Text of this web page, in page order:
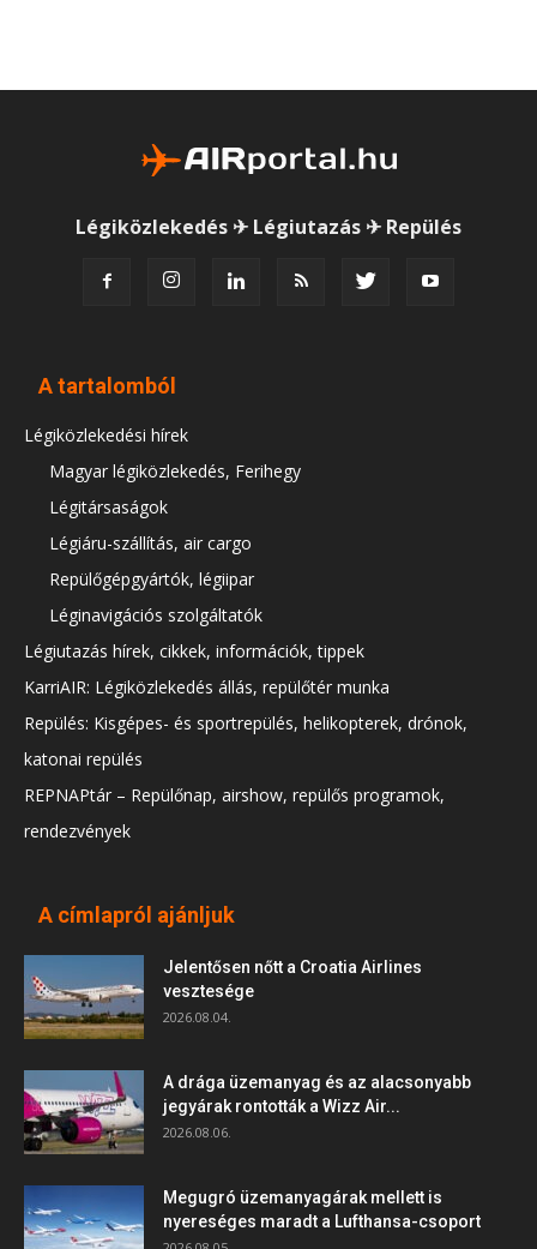
Légiközlekedés ✈ Légiutazás ✈ Repülés
A tartalomból
Légiközlekedési hírek
Magyar légiközlekedés, Ferihegy
Légitársaságok
Légiáru-szállítás, air cargo
Repülőgépgyártók, légiipar
Léginavigációs szolgáltatók
Légiutazás hírek, cikkek, információk, tippek
KarriAIR: Légiközlekedés állás, repülőtér munka
Repülés: Kisgépes- és sportrepülés, helikopterek, drónok,
katonai repülés
REPNAPtár – Repülőnap, airshow, repülős programok,
rendezvények
A címlapról ajánljuk
Jelentősen nőtt a Croatia Airlines
vesztesége
2026.08.04.
A drága üzemanyag és az alacsonyabb
jegyárak rontották a Wizz Air...
2026.08.06.
Megugró üzemanyagárak mellett is
nyereséges maradt a Lufthansa-csoport